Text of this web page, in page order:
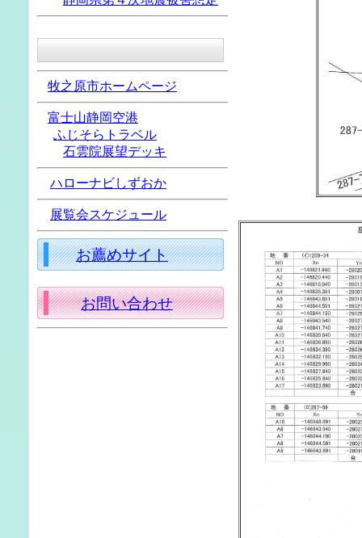
牧之原市ホームページ
富士山静岡空港
ふじそらトラベル
石雲院展望デッキ
ハローナビしずおか
展覧会スケジュール
お薦めサイト
お問い合わせ